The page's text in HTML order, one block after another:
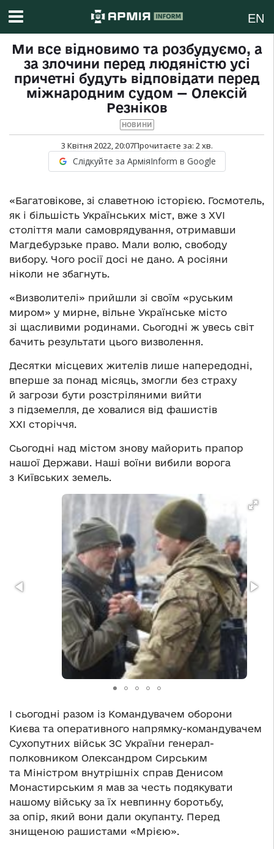
EN
Ми все відновимо та розбудуємо, а
за злочини перед людяністю усі
причетні будуть відповідати перед
міжнародним судом — Олексій
Резніков
НОВИНИ
3 Квітня 2022, 20:07Прочитаєте за: 2хв.
Слідкуйте за АрміяInform в Google
«Багатовікове, зі славетною історією. Госмотель,
як і більшість Українських міст, вже з XVI
століття мали самоврядування, отримавши
Магдебурзьке право. Мали волю, свободу
вибору. Чого росії досі не дано. А росіяни
ніколи не збагнуть.
«Визволителі» прийшли зі своїм «руським
миром» у мирне, вільне Українське місто
зі щасливими родинами. Сьогодні ж увесь світ
бачить результати цього визволення.
Десятки місцевих жителів лише напередодні,
вперше за понад місяць, змогли без страху
й загрози бути розстріляними вийти
з підземелля, де ховалися від фашистів
XXI сторіччя.
Сьогодні над містом знову майорить прапор
нашої Держави. Наші воїни вибили ворога
з Київських земель.
І сьогодні разом із Командувачем оборони
Києва та оперативного напрямку-командувачем
Сухопутних військ ЗС України генерал-
полковником Олександром Сирським
та Міністром внутрішніх справ Денисом
Монастирським я мав за честь подякувати
нашому війську за їх невпинну боротьбу,
за опір, який вони дали окупанту. Перед
знищеною рашистами «Мрією».